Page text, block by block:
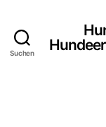
Suchen